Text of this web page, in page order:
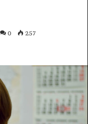
0 257